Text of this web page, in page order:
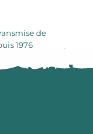
de
1976